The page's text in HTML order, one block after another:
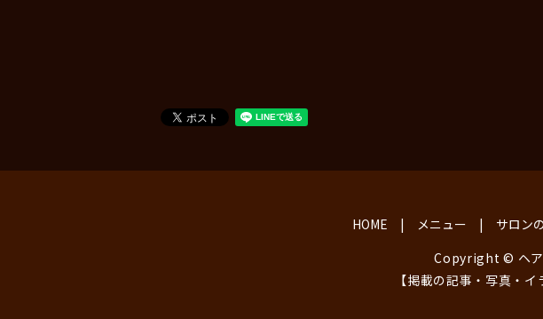
HOME メニュー サロン
Copyright © ヘ
【掲載の記事・写真・